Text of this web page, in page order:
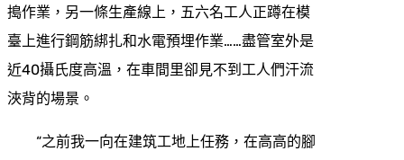
搗作業，另一條生產線上，五六名工人正蹲在模
臺上進行鋼筋綁扎和水電預埋作業……盡管室外是
近40攝氏度高溫，在車間里卻見不到工人們汗流
浹背的場景。
“之前我一向在建筑工地上任務，在高高的腳